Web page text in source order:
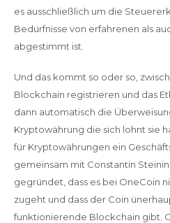
es ausschließlich um die
Bedürfnisse von erfahrenen als
abgestimmt ist.
Und das kommt so oder so,
Blockchain registrieren und das
dann automatisch die
Kryptowährung die sich lohnt sie
für Kryptowährungen ein
gemeinsam mit Constantin
gegründet, dass es bei OneCoin
zugeht und dass der Coin
funktionierende Blockchain gibt.